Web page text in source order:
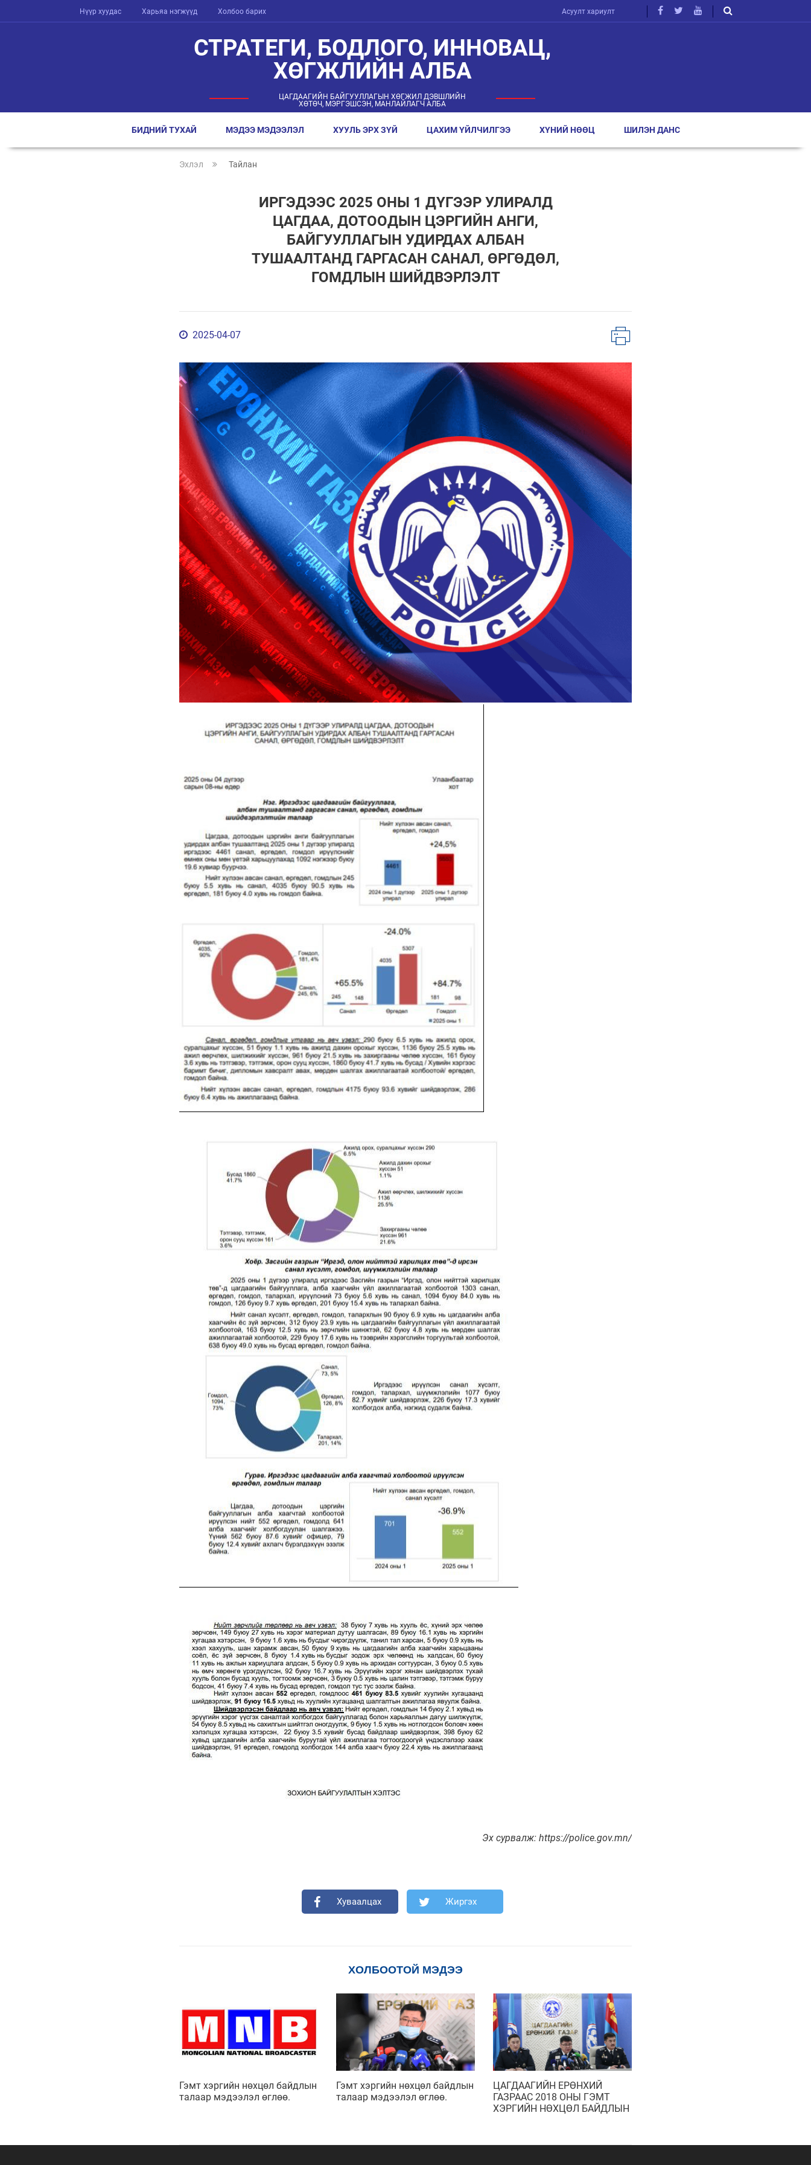
Нүүр хуудас Харьяа нэгжүүд Холбоо барих Асуулт хариулт
СТРАТЕГИ, БОДЛОГО, ИННОВАЦ,
ХӨГЖЛИЙН АЛБА
ЦАГДААГИЙН БАЙГУУЛЛАГЫН ХӨГЖИЛ ДЭВШЛИЙН
ХӨТӨЧ, МЭРГЭШСЭН, МАНЛАЙЛАГЧ АЛБА
БИДНИЙ ТУХАЙ МЭДЭЭ МЭДЭЭЛЭЛ ХУУЛЬ ЭРХ ЗҮЙ ЦАХИМ ҮЙЛЧИЛГЭЭ ХҮНИЙ НӨӨЦ ШИЛЭН ДАНС
Эхлэл Тайлан
ИРГЭДЭЭС 2025 ОНЫ 1 ДҮГЭЭР УЛИРАЛД
ЦАГДАА, ДОТООДЫН ЦЭРГИЙН АНГИ,
БАЙГУУЛЛАГЫН УДИРДАХ АЛБАН
ТУШААЛТАНД ГАРГАСАН САНАЛ, ӨРГӨДӨЛ,
ГОМДЛЫН ШИЙДВЭРЛЭЛТ
2025-04-07
Эх сурвалж: https://police.gov.mn/
Хуваалцах Жиргэх
ХОЛБООТОЙ МЭДЭЭ
Гэмт хэргийн нөхцөл байдлын
талаар мэдээлэл өглөө.
Гэмт хэргийн нөхцөл байдлын
талаар мэдээлэл өглөө.
ЦАГДААГИЙН ЕРӨНХИЙ
ГАЗРААС 2018 ОНЫ ГЭМТ
ХЭРГИЙН НӨХЦӨЛ БАЙДЛЫН
Мэдээллийн ил тод байдал
Удирдлагын шийдвэрийн ил тод байдал
Авлигын эсрэг үйл ажиллагаа
Өргөдөл, гомдлын мэдээ
Ажил үүргийн чиглэл, утасны дугаар